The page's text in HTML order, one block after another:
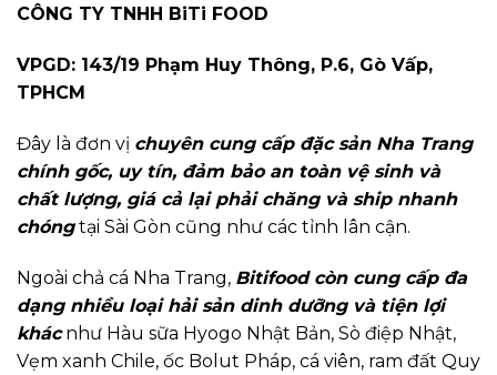
CÔNG TY TNHH BiTi FOOD
VPGD: 143/19 Phạm Huy Thông, P.6, Gò Vấp,
TPHCM
Đây là đơn vị chuyên cung cấp đặc sản Nha Trang
chính gốc, uy tín, đảm bảo an toàn vệ sinh và
chất lượng, giá cả lại phải chăng và ship nhanh
chóngtại Sài Gòn cũng như các tỉnh lân cận.
Ngoài chả cá Nha Trang, Bitifood còn cung cấp đa
dạng nhiều loại hải sản dinh dưỡng và tiện lợi
khácnhư Hàu sữa Hyogo Nhật Bản, Sò điệp Nhật,
Vẹm xanh Chile, ốc Bolut Pháp, cá viên, ram đất Quy